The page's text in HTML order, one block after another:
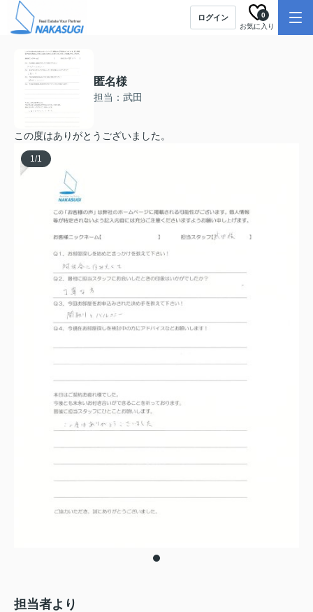
ログイン
お気に入り
0
匿名様
担当：武田
この度はありがとうございました。
1/1
担当者より